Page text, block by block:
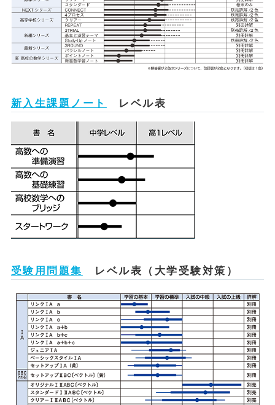
新入生課題ノート レベル表
受験用問題集 レベル表（大学受験対策）